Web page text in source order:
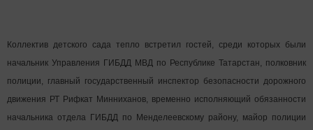
Коллектив детского сада тепло встретил гостей, среди которых были
начальник Управления ГИБДД МВД по Республике Татарстан, полковник
полиции, главный государственный инспектор безопасности дорожного
движения РТ Рифкат Минниханов, временно исполняющий обязанности
начальника отдела ГИБДД по Менделеевскому району, майор полиции